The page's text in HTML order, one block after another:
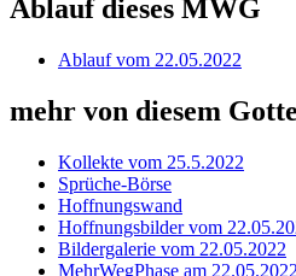
Ablauf dieses MWG
Ablauf vom 22.05.2022
mehr von diesem
Kollekte vom 25.5.2022
Sprüche-Börse
Hoffnungswand
Hoffnungsbilder vom
Bildergalerie vom 22.05.2022
MehrWegPhase am 22.05.2022